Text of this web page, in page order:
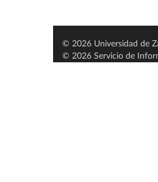
© 2026 Universidad de
© 2026 Servicio de